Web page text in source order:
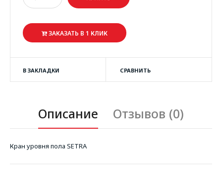
ЗАКАЗАТЬ В 1 КЛИК
В ЗАКЛАДКИ СРАВНИТЬ
Описание Отзывов (0)
Кран уровня пола SETRA